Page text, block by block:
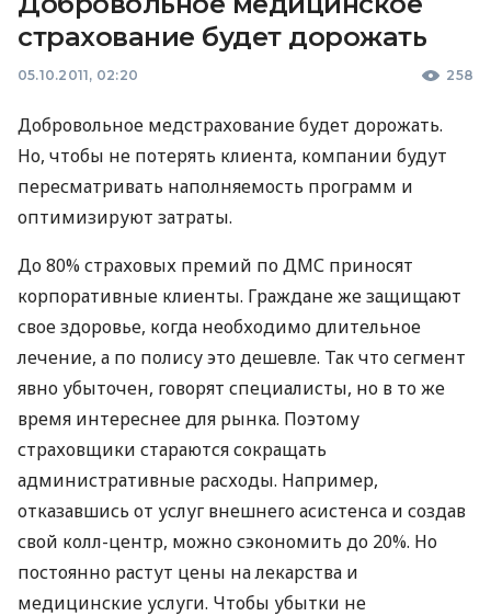
страхование будет дорожать
05.10.2011, 02:20 258
Добровольное медстрахование будет дорожать.
Но, чтобы не потерять клиента, компании будут
пересматривать наполняемость программ и
оптимизируют затраты.
До 80% страховых премий по ДМС приносят
корпоративные клиенты. Граждане же защищают
свое здоровье, когда необходимо длительное
лечение, а по полису это дешевле. Так что сегмент
явно убыточен, говорят специалисты, но в то же
время интереснее для рынка. Поэтому
страховщики стараются сокращать
административные расходы. Например,
отказавшись от услуг внешнего асистенса и создав
свой ​​колл-центр, можно сэкономить до 20%. Но
постоянно растут цены на лекарства и
медицинские услуги. Чтобы убытки не